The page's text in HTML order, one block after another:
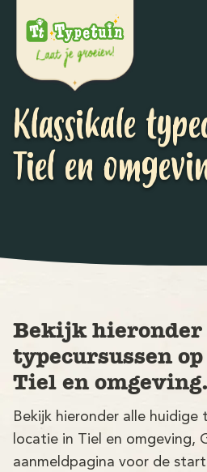
Klassikale
Tiel en
Bekijk hieronder
typecursussen
Tiel en omgeving.
Bekijk hieronder alle huidige
locatie in Tiel en omgeving,
aanmeldpagina voor de